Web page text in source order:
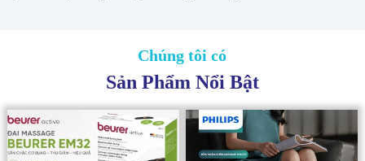
Chúng tôi có
Sản Phẩm Nổi Bật